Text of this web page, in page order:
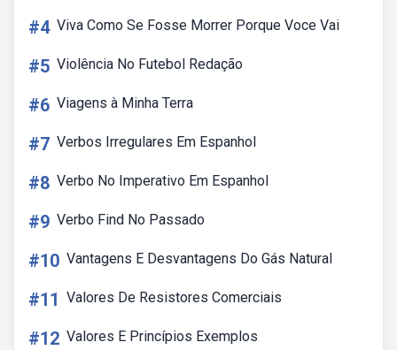
#4 Viva Como Se Fosse Morrer Porque Voce Vai
#5 Violência No Futebol Redação
#6 Viagens à Minha Terra
#7 Verbos Irregulares Em Espanhol
#8 Verbo No Imperativo Em Espanhol
#9 Verbo Find No Passado
#10 Vantagens E Desvantagens Do Gás Natural
#11 Valores De Resistores Comerciais
#12 Valores E Princípios Exemplos